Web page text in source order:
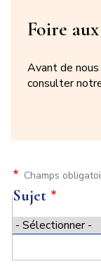
Titre
bloc
Foire
Avant de
consulter
Champs
Formulaire
Sujet
Sujet